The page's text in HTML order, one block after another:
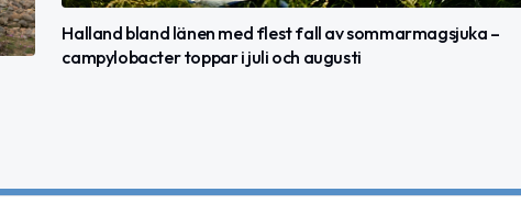
Halland bland länen med flest fall av sommarmagsjuka –
campylobacter toppar i juli och augusti